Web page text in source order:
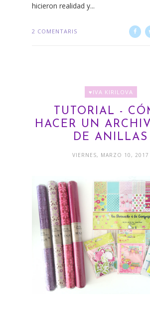
hicieron realidad y...
2 COMENTARIS
♥IVA KIRILOVA
TUTORIAL -
HACER UN
DE ANILLAS
VIERNES, MARZO 10, 2017